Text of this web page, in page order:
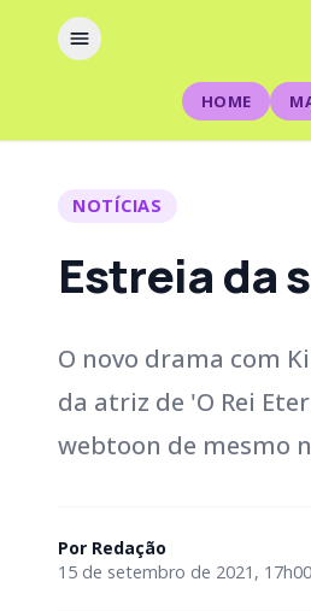
HOME
NOTÍCIAS
Estreia da
O novo drama com
da atriz de 'O Rei
webtoon de mesmo
Por Redação
15 de setembro de 2021,